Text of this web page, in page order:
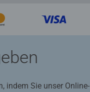
indem Sie unser Online-